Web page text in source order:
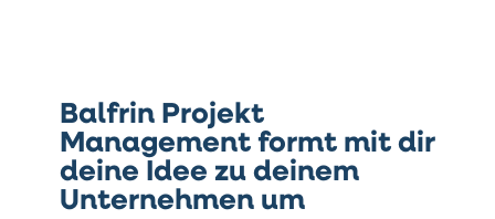
Balfrin Projekt
Management formt mit dir
deine Idee zu deinem
Unternehmen um